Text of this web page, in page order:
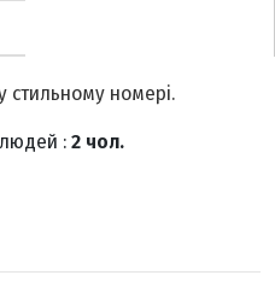
стильному номері.
людей :2 чол.